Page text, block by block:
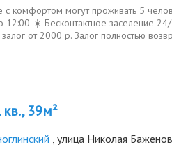
с комфортом могут проживать 5
12:00 ☀️ Бесконтактное заселение 24/
залог от 2000 р. Залог полностью
39м²
, улица Николая